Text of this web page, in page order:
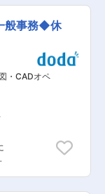
般事務◆休
・CADオペ